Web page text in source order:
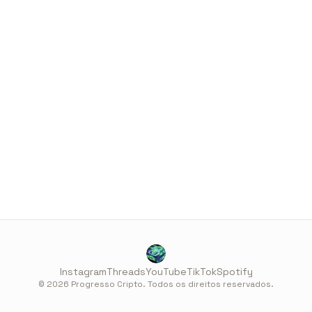
InstagramThreadsYouTubeTikTokSpotify
© 2026 Progresso Cripto. Todos os direitos reservados.